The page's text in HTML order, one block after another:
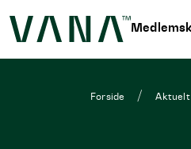
Forside Aktuelt